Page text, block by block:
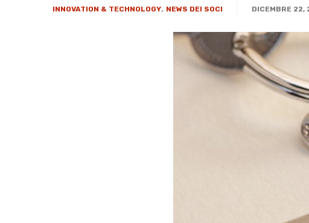
INNOVATION & TECHNOLOGY, NEWS DEI SOCI
DICEMBRE 22,